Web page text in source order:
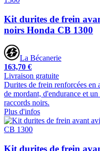
Kit durites de frein
noirs Honda CB 1300
La Bécanerie
163,70 €
Livraison gratuite
Durites de frein renforcées en
de mordant, d'endurance et
raccords noirs.
Plus d'infos
Kit durites de frein